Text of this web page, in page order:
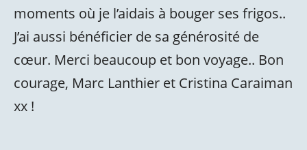
moments où je l’aidais à bouger ses frigos..
J’ai aussi bénéficier de sa générosité de
cœur. Merci beaucoup et bon voyage.. Bon
courage, Marc Lanthier et Cristina Caraiman
xx !